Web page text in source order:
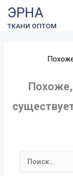
Перейти
ЭРНА
ТКАНИ ОПТОМ
Похоже,
Поиск:
Сумма
корзины: